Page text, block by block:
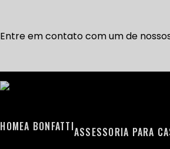
Entre em contato com um de
HOME A BONFATTI ASSESSORIA PARA